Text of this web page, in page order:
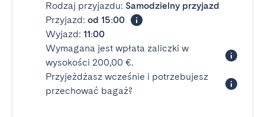
Rodzaj przyjazdu: Samodzielny przyjazd
Przyjazd: od 15:00
Wyjazd: 11:00
Wymagana jest wpłata zaliczki w
wysokości 200,00 €.
Przyjeżdżasz wcześnie i potrzebujesz
przechować bagaż?